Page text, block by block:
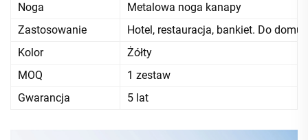
Noga
Metalowa noga kanapy
Zastosowanie
Hotel, restauracja, bankiet. Do domu
Kolor
Żółty
MOQ
1 zestaw
Gwarancja
5 lat